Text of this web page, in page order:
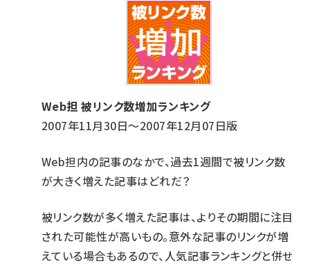
Web担 被リンク数増加ランキング
2007年11月30日〜2007年12月07日版
Web担内の記事のなかで、過去1週間で被リンク数
が大きく増えた記事はどれだ？
被リンク数が多く増えた記事は、よりその期間に注目
された可能性が高いもの。意外な記事のリンクが増
えている場合もあるので、人気記事ランキングと併せ